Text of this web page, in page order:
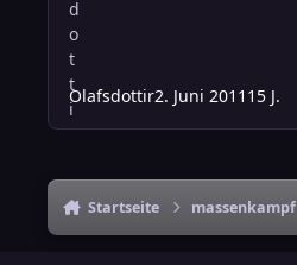
Olafsdottir2. Juni 2011 15 J.
Startseite massenkampf